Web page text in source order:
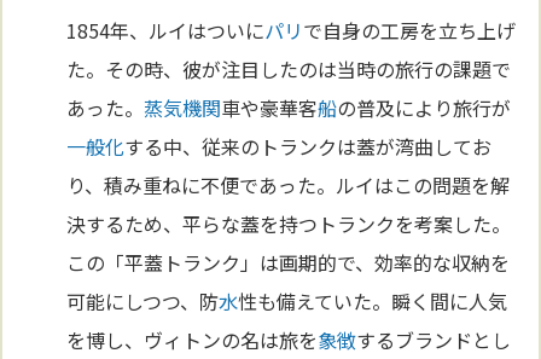
1854年、ルイはついにパリで自身の工房を立ち上げ
た。その時、彼が注目したのは当時の旅行の課題で
あった。 蒸気機関車や豪華客船の普及により旅行が
一般化する中、従来のトランクは蓋が湾曲してお
り、積み重ねに不便であった。ルイはこの問題を解
決するため、平らな蓋を持つトランクを考案した。
この「平蓋トランク」は画期的で、効率的な収納を
可能にしつつ、防水性も備えていた。瞬く間に人気
を博し、ヴィトンの名は旅を象徴するブランドとし